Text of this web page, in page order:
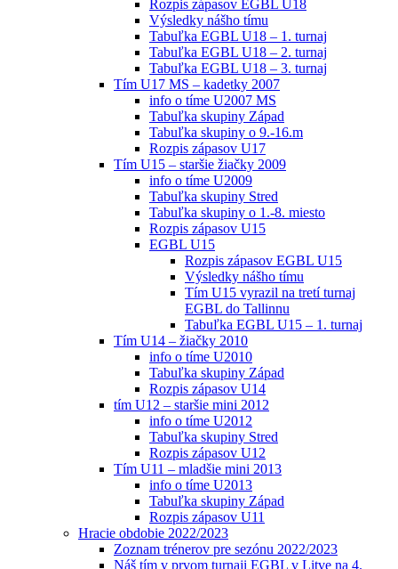
Rozpis zápasov EGBL U18
Výsledky nášho tímu
Tabuľka EGBL U18 – 1. turnaj
Tabuľka EGBL U18 – 2. turnaj
Tabuľka EGBL U18 – 3. turnaj
Tím U17 MS – kadetky 2007
info o tíme U2007 MS
Tabuľka skupiny Západ
Tabuľka skupiny o 9.-16.m
Rozpis zápasov U17
Tím U15 – staršie žiačky 2009
info o tíme U2009
Tabuľka skupiny Stred
Tabuľka skupiny o 1.-8. miesto
Rozpis zápasov U15
EGBL U15
Rozpis zápasov EGBL U15
Výsledky nášho tímu
Tím U15 vyrazil na tretí turnaj
EGBL do Tallinnu
Tabuľka EGBL U15 – 1. turnaj
Tím U14 – žiačky 2010
info o tíme U2010
Tabuľka skupiny Západ
Rozpis zápasov U14
tím U12 – staršie mini 2012
info o tíme U2012
Tabuľka skupiny Stred
Rozpis zápasov U12
Tím U11 – mladšie mini 2013
info o tíme U2013
Tabuľka skupiny Západ
Rozpis zápasov U11
Hracie obdobie 2022/2023
Zoznam trénerov pre sezónu 2022/2023
Náš tím v prvom turnaji EGBL v Litve na 4.